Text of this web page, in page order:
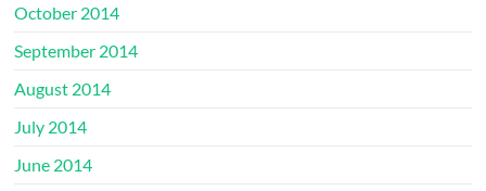
October 2014
September 2014
August 2014
July 2014
June 2014